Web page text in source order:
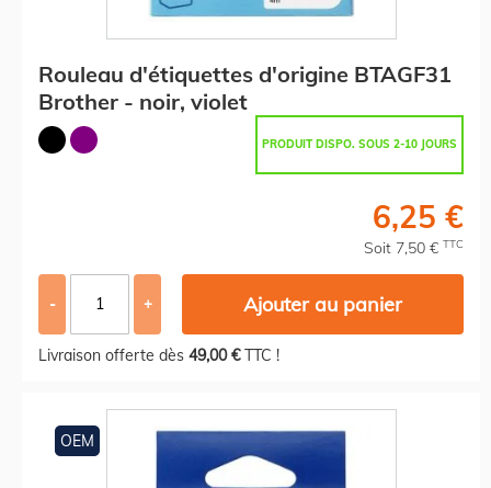
Rouleau d'étiquettes d'origine BTAGF31
Brother - noir, violet
PRODUIT DISPO. SOUS 2-10 JOURS
6,25 €
Soit 7,50 € TTC
- + Ajouter au panier
Livraison offerte dès 49,00 €TTC !
OEM